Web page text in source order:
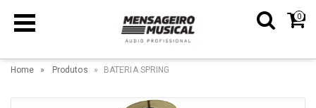
0
Home Produtos BATERIA SPRING